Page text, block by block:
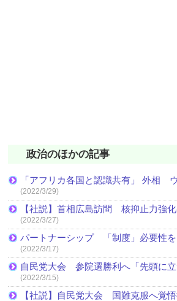
政治のほかの記事
「アフリカ各国と認識共有」 外相
(2022/3/29)
【社説】首相広島訪問 核抑止力強
(2022/3/27)
パートナーシップ 「制度」必要性を
(2022/3/17)
自民党大会 参院選勝利へ「先頭に立
(2022/3/15)
【社説】自民党大会 国難克服へ覚